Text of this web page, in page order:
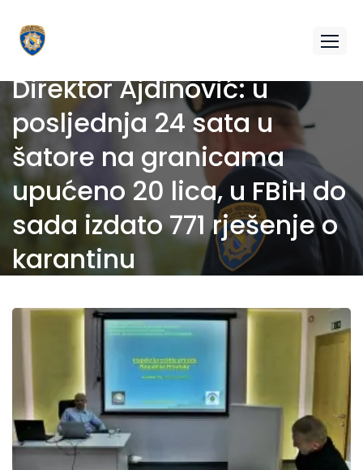
Direktor Ajdinović: u
posljednja 24 sata u
šatore na granicama
upućeno 20 lica, u FBiH do
sada izdato 771 rješenje o
karantinu